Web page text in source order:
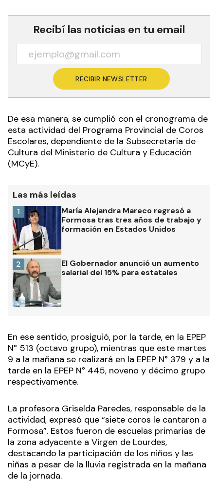
Recibí las noticias en tu email
RECIBIR NEWSLETTER
De esa manera, se cumplió con el cronograma de
esta actividad del Programa Provincial de Coros
Escolares, dependiente de la Subsecretaría de
Cultura del Ministerio de Cultura y Educación
(MCyE).
Las más leídas
María Alejandra Mareco regresó a
Formosa tras tres años de trabajo y
formación en Estados Unidos
1
El Gobernador anunció un aumento
salarial del 15% para estatales
2
En ese sentido, prosiguió, por la tarde, en la EPEP
N° 513 (octavo grupo), mientras que este martes
9 a la mañana se realizará en la EPEP N° 379 y a la
tarde en la EPEP N° 445, noveno y décimo grupo
respectivamente.
La profesora Griselda Paredes, responsable de la
actividad, expresó que “siete coros le cantaron a
Formosa”. Estos fueron de escuelas primarias de
la zona adyacente a Virgen de Lourdes,
destacando la participación de los niños y las
niñas a pesar de la lluvia registrada en la mañana
de la jornada.